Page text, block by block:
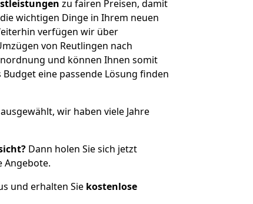
zu fairen Preisen, damit
wichtigen Dinge in Ihrem neuen
verfügen wir über
von Reutlingen nach
und können Ihnen somit
eine passende Lösung finden
wir haben viele Jahre
Dann holen Sie sich jetzt
Angebote.
und erhalten Sie kostenlose